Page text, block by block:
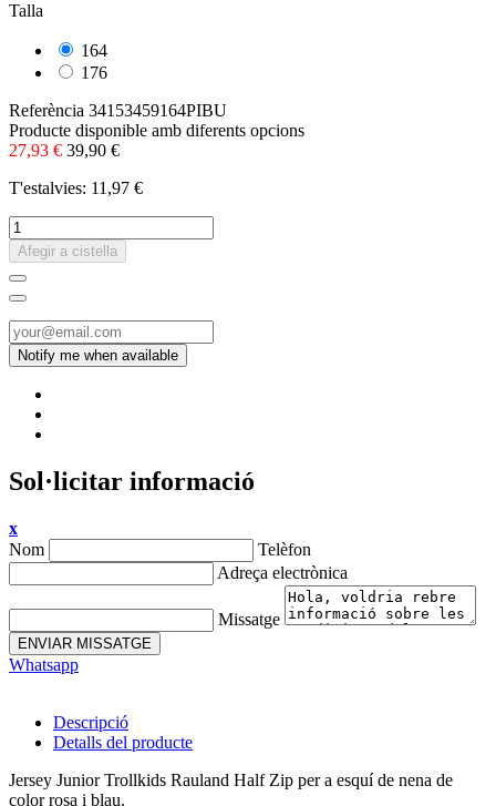
Talla
164
176
Referència 34153459164PIBU
Producte disponible amb diferents opcions
27,93 € 39,90 €
T'estalvies: 11,97 €
Afegir a cistella
Sol·licitar informació
x
Nom
Telèfon
Adreça electrònica
Missatge
ENVIAR MISSATGE
Whatsapp
Descripció
Detalls del producte
Jersey Junior Trollkids Rauland Half Zip per a esquí de nena de
color rosa i blau.